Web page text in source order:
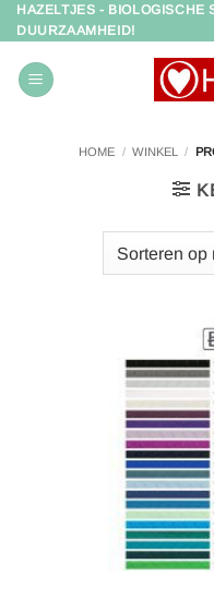
Ga
naar
inhoud
HAZELTJES - BIOLOGISCHE
DUURZAAMHEID!
HOME / WINKEL /